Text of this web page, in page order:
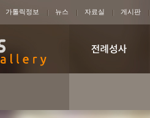
가톨릭정보 뉴스 자료실 게시판